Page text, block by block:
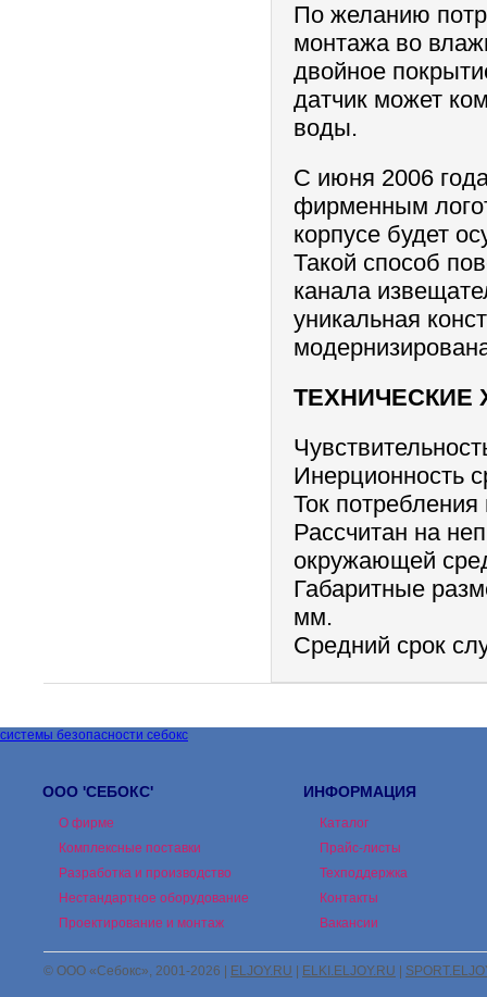
По желанию
монтажа во
двойное
датчик может
воды.
С июня 2006
фирменным
корпусе будет
Такой способ
канала
уникальная
ТЕХНИЧЕСКИЕ
Инерционность
Ток
Рассчитан на
окружающей
Габаритные
мм.
Средний срок
системы безопасности себокс
ООО 'СЕБОКС'
О фирме
Комплексные поставки
Разработка и производство
Нестандартное оборудование
Проектирование и монтаж
ИНФОРМАЦИЯ
Каталог
Прайс-листы
Техподдержка
Контакты
Вакансии
© ООО «Себокс», 2001-2026 | ELJOY.RU ELKI.ELJOY.RU